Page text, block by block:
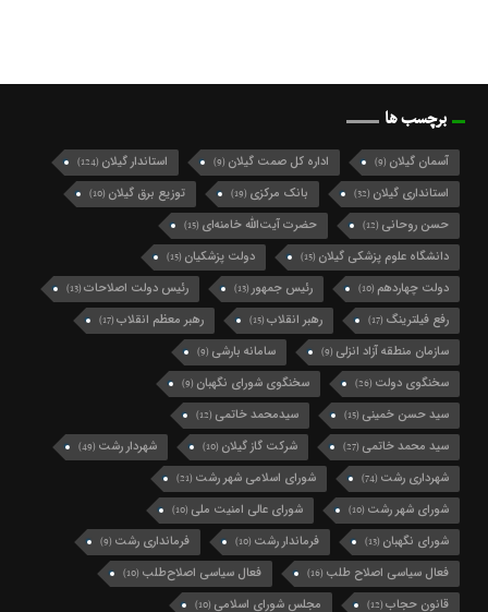
برچسب ها
آسمان گیلان (9) اداره کل صمت گیلان (9) استاندار گیلان (124)
استانداری گیلان (32) بانک مرکزی (19) توزیع برق گیلان (10)
حسن روحانی (12) حضرت آیت‌الله خامنه‌ای (15)
دانشگاه علوم پزشکی گیلان (15) دولت پزشکیان (15)
دولت چهاردهم (10) رئیس جمهور(13) رئیس دولت اصلاحات(13)
رفع فیلترینگ (17) رهبر انقلاب(15) رهبر معظم انقلاب(17)
سازمان منطقه آزاد انزلی (9) سامانه بارشی (9)
سخنگوی دولت (26) سخنگوی شورای نگهبان (9)
سید حسن خمینی (15) سیدمحمد خاتمی (12)
سید محمد خاتمی (27) شرکت گاز گیلان (10) شهردار رشت (49)
شهرداری رشت (74) شورای اسلامی شهر رشت (21)
شورای شهر رشت (10) شورای عالی امنیت ملی (10)
شورای نگهبان (13) فرماندار رشت (10) فرمانداری رشت (9)
فعال سیاسی اصلاح طلب (16) فعال سیاسی اصلاح‌طلب (10)
قانون حجاب(12) مجلس شورای اسلامی (10)